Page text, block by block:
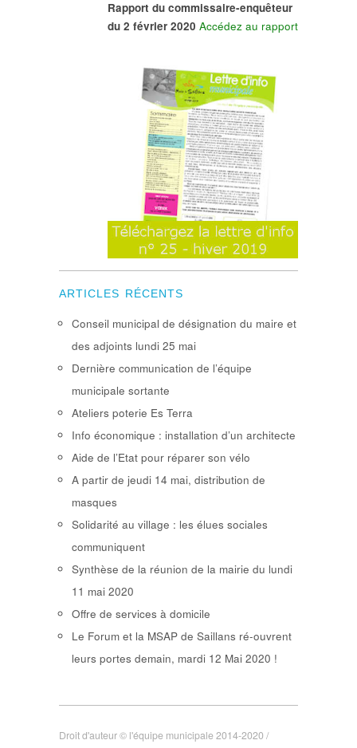
Rapport du commissaire-enquêteur
du 2 février 2020 Accédez au rapport
ARTICLES RÉCENTS
Conseil municipal de désignation du maire et
des adjoints lundi 25 mai
Dernière communication de l’équipe
municipale sortante
Ateliers poterie Es Terra
Info économique : installation d’un architecte
Aide de l’Etat pour réparer son vélo
A partir de jeudi 14 mai, distribution de
masques
Solidarité au village : les élues sociales
communiquent
Synthèse de la réunion de la mairie du lundi
11 mai 2020
Offre de services à domicile
Le Forum et la MSAP de Saillans ré-ouvrent
leurs portes demain, mardi 12 Mai 2020 !
Droit d'auteur © l'équipe municipale 2014-2020 /